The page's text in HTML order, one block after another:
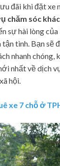
đãi khi đặt xe
chăm sóc
sự hài lòng của
tận tình. Bạn sẽ
nhanh chóng,
nhất về dịch
hội.
xe 7 chỗ ở